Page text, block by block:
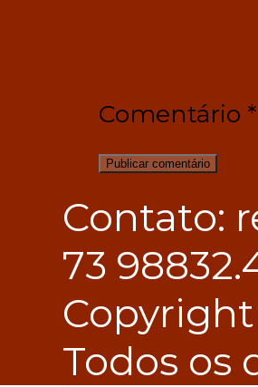
Comentário *
Contato:
73
Todos os